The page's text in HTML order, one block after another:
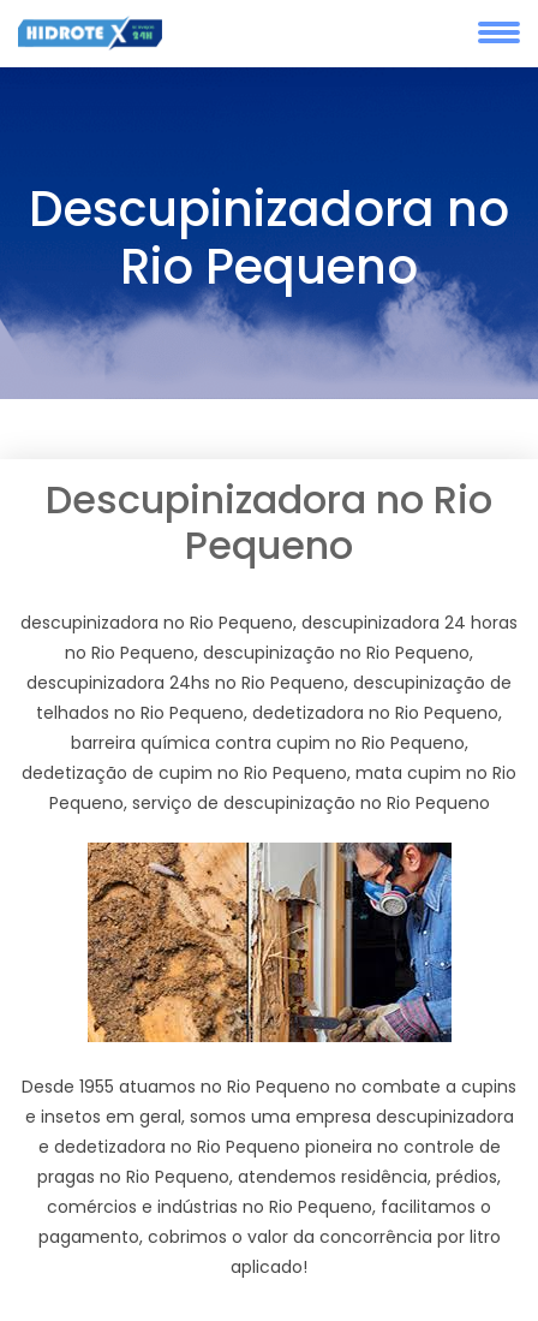
Descupinizadora no
Rio Pequeno
Descupinizadora no Rio
Pequeno
descupinizadora no Rio Pequeno, descupinizadora 24 horas
no Rio Pequeno, descupinização no Rio Pequeno,
descupinizadora 24hs no Rio Pequeno, descupinização de
telhados no Rio Pequeno, dedetizadora no Rio Pequeno,
barreira química contra cupim no Rio Pequeno,
dedetização de cupim no Rio Pequeno, mata cupim no Rio
Pequeno, serviço de descupinização no Rio Pequeno
Desde 1955 atuamos no Rio Pequeno no combate a cupins
e insetos em geral, somos uma empresa descupinizadora
e dedetizadora no Rio Pequeno pioneira no controle de
pragas no Rio Pequeno, atendemos residência, prédios,
comércios e indústrias no Rio Pequeno, facilitamos o
pagamento, cobrimos o valor da concorrência por litro
aplicado!